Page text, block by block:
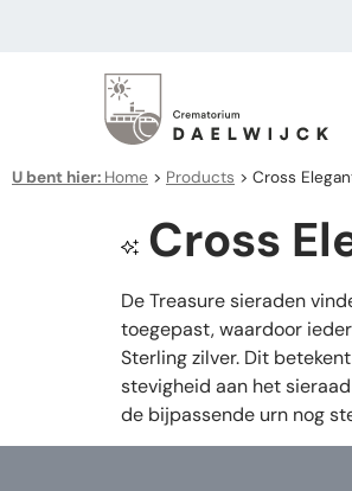
U bent hier: Home > Products > Cross
Cross
De Treasure sieraden
toegepast, waardoor
Sterling zilver. Dit
stevigheid aan het
de bijpassende urn nog